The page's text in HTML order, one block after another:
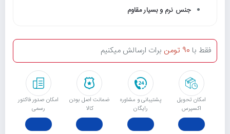
جنس نرم و بسیار مقاوم
امکان تحویل
اکسپرس
پشتیبانی و مشاوره
رایگان
ﺿﻤﺎﻧﺖ اﺻﻞ ﺑﻮدن
ﮐﺎﻟﺎ
امکان صدور فاکتور
رسمی
فقط با 90 تومن برات ارسالش میکنیم